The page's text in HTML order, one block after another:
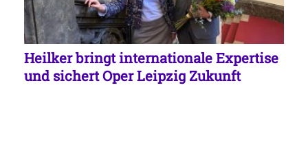
Heilker bringt internationale Expertise
und sichert Oper Leipzig Zukunft